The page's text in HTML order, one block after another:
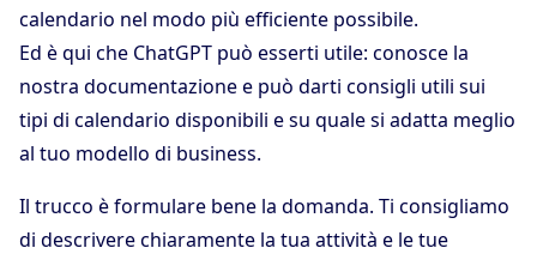
calendario nel modo più efficiente possibile.
Ed è qui che ChatGPT può esserti utile: conosce la
nostra documentazione e può darti consigli utili sui
tipi di calendario disponibili e su quale si adatta meglio
al tuo modello di business.
Il trucco è formulare bene la domanda. Ti consigliamo
di descrivere chiaramente la tua attività e le tue